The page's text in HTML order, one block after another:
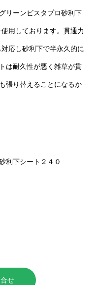
リーンビスタプロ砂利下
用しております。貫通力
応し砂利下で半永久的に
は耐久性が悪く雑草が貫
張り替えることになるか
下シート２４０
せ